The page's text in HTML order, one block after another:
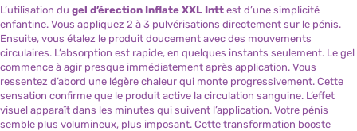
L’utilisation du gel d’érection Inflate XXL Intt est d’une simplicité
enfantine. Vous appliquez 2 à 3 pulvérisations directement sur le pénis.
Ensuite, vous étalez le produit doucement avec des mouvements
circulaires. L’absorption est rapide, en quelques instants seulement. Le gel
commence à agir presque immédiatement après application. Vous
ressentez d’abord une légère chaleur qui monte progressivement. Cette
sensation confirme que le produit active la circulation sanguine. L’effet
visuel apparaît dans les minutes qui suivent l’application. Votre pénis
semble plus volumineux, plus imposant. Cette transformation booste